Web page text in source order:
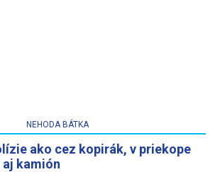
NEHODA BÁTKA
ako cez kopirák, v priekope
kamión